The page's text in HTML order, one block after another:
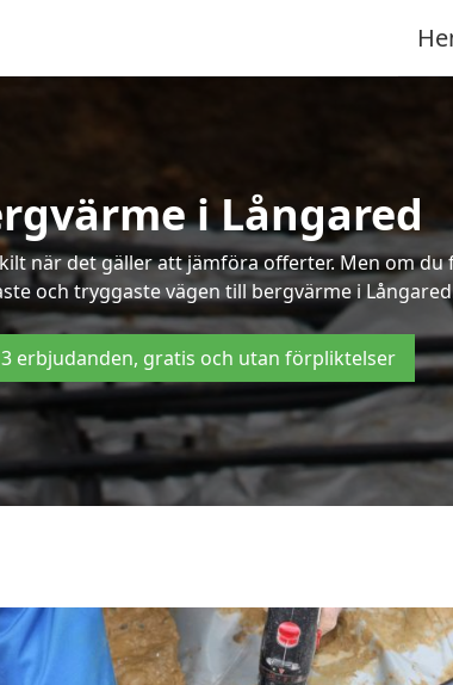
i Långared
när det gäller att jämföra offerter. Men om
och tryggaste vägen till bergvärme i
3 erbjudanden, gratis och utan förpliktelser